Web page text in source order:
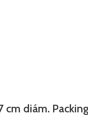
diám.